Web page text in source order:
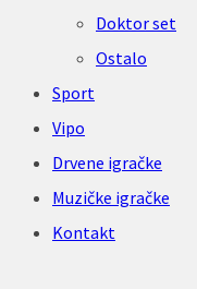
Doktor set
Ostalo
Sport
Vipo
Drvene igračke
Muzičke igračke
Kontakt